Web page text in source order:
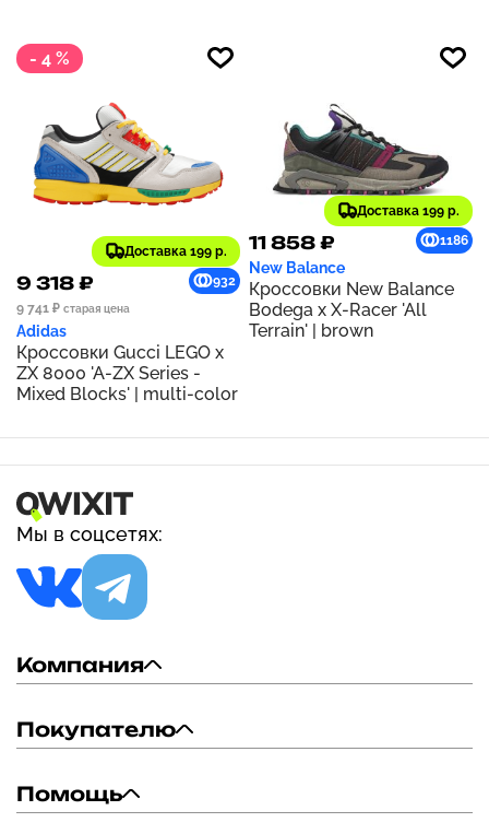
- 4 %
Доставка 199 р.
9 318 ₽
932
9 741 ₽ старая цена
Adidas
Кроссовки Gucci LEGO x
ZX 8000 'A-ZX Series -
Mixed Blocks' | multi-color
Доставка 199 р.
11 858 ₽ 1186
New Balance
Кроссовки New Balance
Bodega x X-Racer 'All
Terrain' | brown
Мы в соцсетях:
Компания
Покупателю
Помощь